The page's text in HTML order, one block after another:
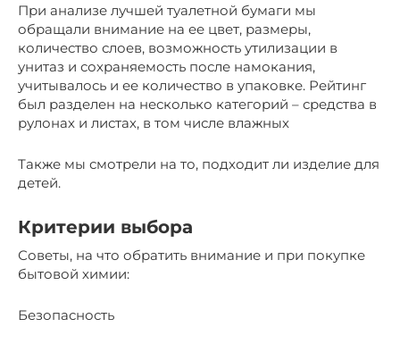
При анализе лучшей туалетной бумаги мы
обращали внимание на ее цвет, размеры,
количество слоев, возможность утилизации в
унитаз и сохраняемость после намокания,
учитывалось и ее количество в упаковке. Рейтинг
был разделен на несколько категорий – средства в
рулонах и листах, в том числе влажных
Также мы смотрели на то, подходит ли изделие для
детей.
Критерии выбора
Советы, на что обратить внимание и при покупке
бытовой химии:
Безопасность